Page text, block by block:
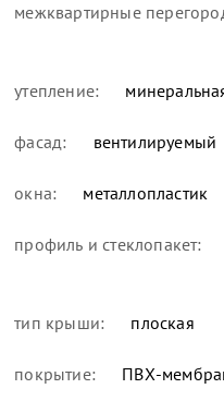
межквартирные
утепление:
фасад: вентилируемый
окна: металлопластик
профиль и стеклопакет:
тип крыши: плоская
покрытие: ПВХ-